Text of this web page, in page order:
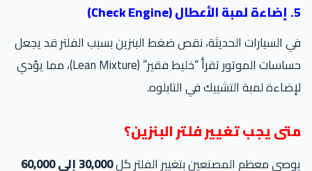
السيارات الحديثة، نقص ضغط البنزين بسبب الفلتر قد يجعل
حساسات الموتور تقرأ “خليط فقير” (Lean Mixture)، مما يؤدي
لمبة التشييك في التابلوه.
يجب تغيير فلتر البنزين؟
معظم المصنعين بتغيير الفلتر كل
30,000 إلى 60,000